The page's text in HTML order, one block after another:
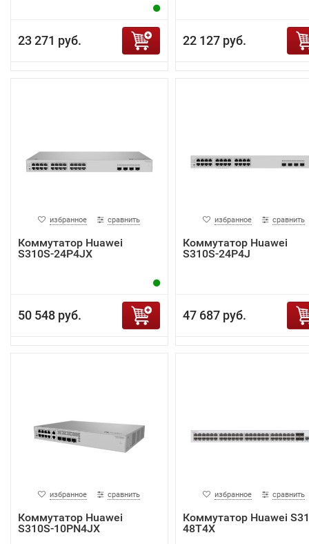
23 271 руб. 22 127 руб.
избранное сравнить
Коммутатор Huawei
S310S-24P4JX
50 548 руб.
избранное сравнить
Коммутатор Huawei
S310S-24P4J
47 687 руб.
избранное сравнить
Коммутатор Huawei
S310S-10PN4JX
избранное сравнить
Коммутатор Huawei
48T4X